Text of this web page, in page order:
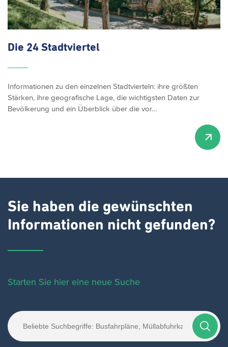
Die 24 Stadtviertel
Informationen zu den einzelnen Stadtvierteln: ihre größten
Stärken, ihre geografische Lage, die wichtigsten Daten zur
Bevölkerung und ein Überblick über die vor…
Sie haben die gewünschten
Informationen nicht gefunden?
Starten Sie hier eine neue Suche